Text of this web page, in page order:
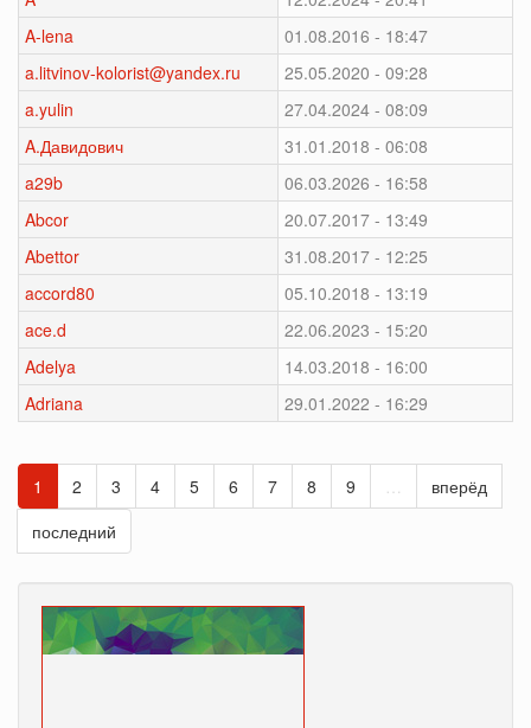
A-lena
01.08.2016 - 18:47
a.litvinov-kolorist@yandex.ru
25.05.2020 - 09:28
a.yulin
27.04.2024 - 08:09
A.Давидович
31.01.2018 - 06:08
a29b
06.03.2026 - 16:58
Abcor
20.07.2017 - 13:49
Abettor
31.08.2017 - 12:25
accord80
05.10.2018 - 13:19
ace.d
22.06.2023 - 15:20
Adelya
14.03.2018 - 16:00
Adriana
29.01.2022 - 16:29
1 2 3 4 5 6 7 8 9 …
вперёд
последний